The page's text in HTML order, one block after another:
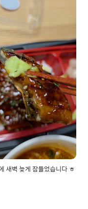
새벽 늦게 잠들었습니다 ㅎ